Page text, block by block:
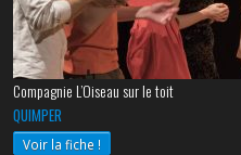
Compagnie L’Oiseau sur le toit
QUIMPER
Voir la fiche !